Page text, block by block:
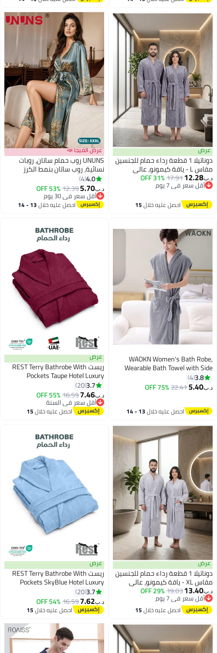
اغسطس اغسطس
6
عرض
دوناتيلا 1 قطعة رداء حمام للجنسين
مقاس L - ياقة كيمونو، عالي
الامتصاص، سريع الجفاف، رداء سبا
ناعم مع حزام وجيوب - مايكروفايبر
د.ب‏12.28
17.91
31% OFF
أقل سعر في 7 يوم
احصل عليه خلال15
6
عرض الميجا 📣
UNUNS روب حمام ساتان، روبات
نسائية، روب ساتان بنمط الكرز
الأخضر، فساتين نوم، بيجامات ساتان،
بيجامات، فساتين ليلية، روبات ساتانية
حريرية لملابس الاسترخاء الصيفية،
أزرق-أخضر، XXXL
4.0
4
د.ب‏5.70
12.39
53% OFF
أقل سعر في 30 يوم
أقل سعر في 30 يوماحصل عليه خلال 13 - 14
6
WAOKN Women's Bath Robe,
Wearable Bath Towel with Side
Pocket Wrap Shower Wrap Towel
Dress Bathrobe Waffle Spa Towel
Robes with Adjustable Closure
3.8
4
د.ب‏5.40
22.41
75% OFF
احصل عليه خلال 13 - 14
عرض
ريست REST Terry Bathrobe With
Pockets Taupe Hotel Luxury
Loungewear Cotton Soft and
Absorbent Comfortable After
Shower Bathrobe Fade Resistant
Men and Women One Size Fits All
45x30x65cm
3.7
20
د.ب‏7.46
16.59
55% OFF
أقل سعر في السنة
أقل سعر في السنة
احصل عليه خلال15
6
عرض
دوناتيلا 1 قطعة رداء حمام للجنسين
مقاس XL - ياقة كيمونو، عالي
الامتصاص، سريع الجفاف، رداء سبا
ناعم مع حزام وجيوب - مايكروفايبر
330 جي إس إم، للاستخدام اليومي
د.ب‏13.40
19.03
29% OFF
أقل سعر في 7 يوم
أقل سعر في 7 يوماحصل عليه خلال15
عرض
ريست REST Terry Bathrobe With
Pockets SkyBlue Hotel Luxury
Loungewear Cotton Soft and
Absorbent Comfortable After
Shower Bathrobe Fade Resistant
for Men and Women One Size Fits
All 45x30x65cm
3.7
20
د.ب‏7.62
16.59
54% OFF
احصل عليه خلال15